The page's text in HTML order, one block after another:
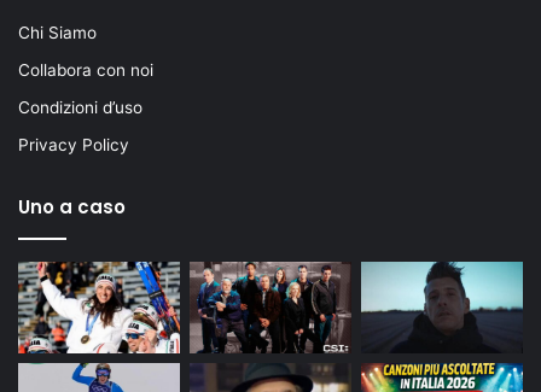
Chi Siamo
Collabora con noi
Condizioni d’uso
Privacy Policy
Uno a caso